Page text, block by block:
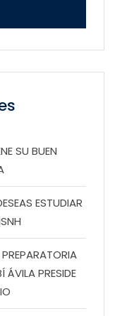
SU BUEN
ESTUDIAR
ÁVILA PRESIDE